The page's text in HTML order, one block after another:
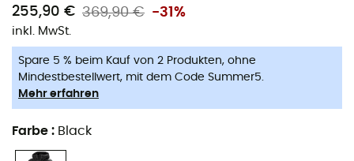
255,90 € 369,90 € -31%
inkl. MwSt.
Spare 5 % beim Kauf von 2 Produkten, ohne
Mindestbestellwert, mit dem Code Summer5.
Mehr erfahren
Farbe : Black
Allied Daunen und Federn 800 FP
Primaloft® Black Rise 133 g
Hydrophobe Daunenisolierung, speziell behandelt,
Weicher Fleece-Kinnschutz